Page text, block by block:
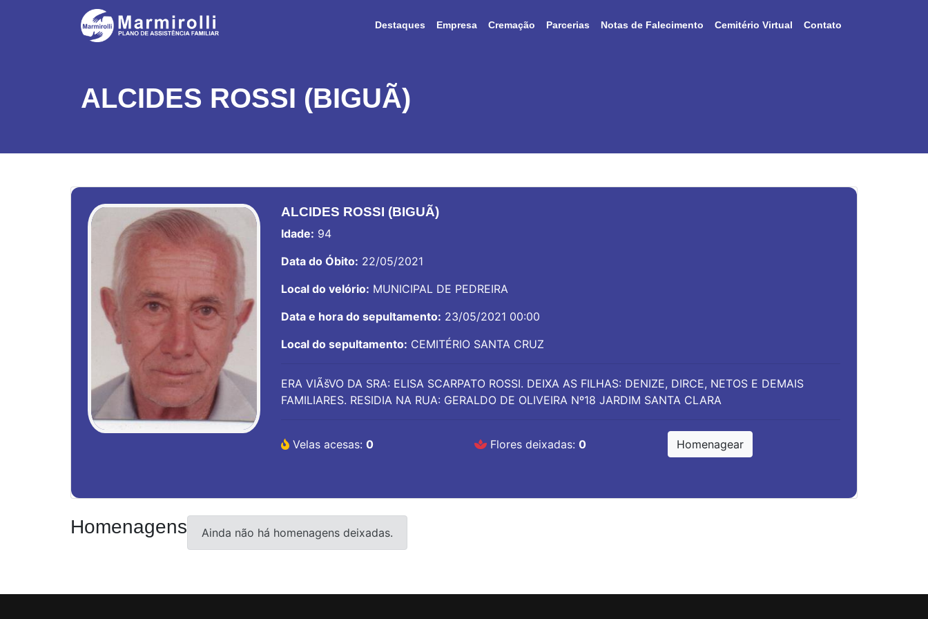
Destaques Empresa Cremação Parcerias Notas de Falecimento Cemitério Virtual Contato
ALCIDES ROSSI (BIGUÃ)
ALCIDES ROSSI (BIGUÃ)
Idade: 94
Data do Óbito: 22/05/2021
Local do velório: MUNICIPAL DE PEDREIRA
Data e hora do sepultamento: 23/05/2021 00:00
Local do sepultamento: CEMITÉRIO SANTA CRUZ
ERA VIÃšVO DA SRA: ELISA SCARPATO ROSSI. DEIXA AS FILHAS: DENIZE, DIRCE, NETOS E DEMAIS
FAMILIARES. RESIDIA NA RUA: GERALDO DE OLIVEIRA Nº18 JARDIM SANTA CLARA
Velas acesas: 0 Flores deixadas: 0 Homenagear
Homenagens Ainda não há homenagens deixadas.